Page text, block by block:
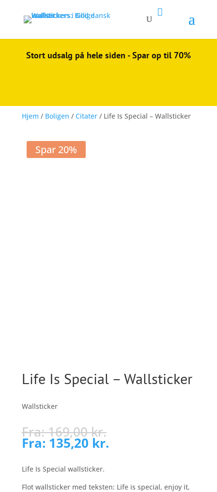

Stort udsalg på hele siden - Spar op til 70%
Hjem / Boligen / Citater/ Life Is Special – Wallsticker
Spar 20%
Life Is Special – Wallsticker
Wallsticker
Fra:169,00kr.
Fra: 135,20 kr.
Life Is Special wallsticker.
Flot wallsticker med teksten: Life is special, enjoy it,